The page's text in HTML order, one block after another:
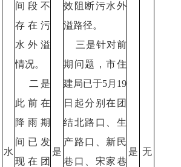
水
间段不
存在污
水外溢
情况。
二是
此前在
降雨期
间已发
现在团
是
效阻断污水外
溢路径。
三是针对前
期问题，市住
建局已于5月19
日起分别在团
结北路口、生
产路口、新民
巷口、宋家巷
是 无